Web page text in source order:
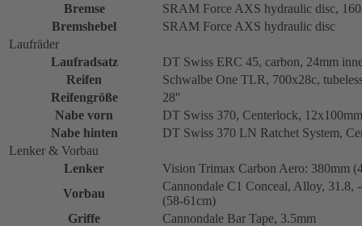
Bremse
SRAM Force AXS hydraulic disc,
Bremshebel
SRAM Force AXS hydraulic disc
Laufräder
Laufradsatz
DT Swiss ERC 45, carbon, 24mm
Reifen
Schwalbe One TLR, 700x28c,
Reifengröße
28''
Nabe vorn
DT Swiss 370, Centerlock, 12x100mm
Nabe hinten
DT Swiss 370 LN Ratchet System,
Lenker & Vorbau
Lenker
Vision Trimax Carbon Aero: 380mm
Vorbau
Cannondale C1 Conceal, Alloy, 31.8,
(58-61cm)
Griffe
Cannondale Bar Tape, 3.5mm